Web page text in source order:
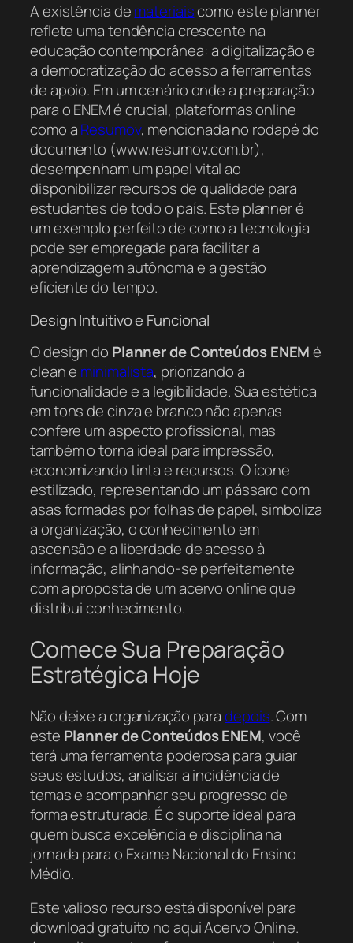
A existência demateriaiscomo este planner
reflete uma tendência crescente na
educação contemporânea: a digitalização e
a democratização do acesso a ferramentas
de apoio. Em um cenário onde a preparação
para o ENEM é crucial, plataformas online
como aResumov, mencionada no rodapé do
documento (www.resumov.com.br),
desempenham um papel vital ao
disponibilizar recursos de qualidade para
estudantes de todo o país. Este planner é
um exemplo perfeito de como a tecnologia
pode ser empregada para facilitar a
aprendizagem autônoma e a gestão
eficiente do tempo.
Design Intuitivo e Funcional
O design do Planner de Conteúdos ENEMé
clean e minimalista, priorizando a
funcionalidade e a legibilidade. Sua estética
em tons de cinza e branco não apenas
confere um aspecto profissional, mas
também o torna ideal para impressão,
economizando tinta e recursos. O ícone
estilizado, representando um pássaro com
asas formadas por folhas de papel, simboliza
a organização, o conhecimento em
ascensão e a liberdade de acesso à
informação, alinhando-se perfeitamente
com a proposta de um acervo online que
distribui conhecimento.
Comece Sua Preparação
Estratégica Hoje
Não deixe a organização paradepois. Com
este Planner de Conteúdos ENEM, você
terá uma ferramenta poderosa para guiar
seus estudos, analisar a incidência de
temas e acompanhar seu progresso de
forma estruturada. É o suporte ideal para
quem busca excelência e disciplina na
jornada para o Exame Nacional do Ensino
Médio.
Este valioso recurso está disponível para
download gratuito no aqui Acervo Online.